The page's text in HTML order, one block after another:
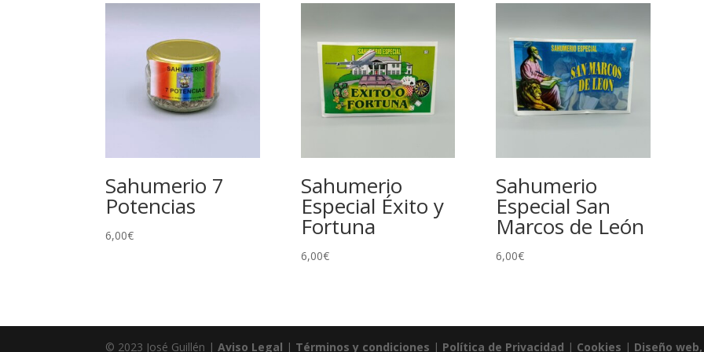
Sahumerio 7
Potencias
6,00€
Sahumerio
Especial Éxito y
Fortuna
6,00€
Sahumerio
Especial San
Marcos de León
6,00€
© 2023 José Guillén |Aviso Legal | Términos y condiciones | Política de Privacidad | Cookies | Diseño